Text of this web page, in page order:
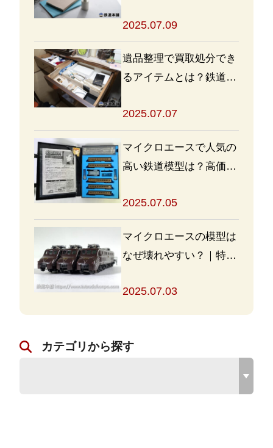
めよう
2025.07.09
遺品整理で買取処分でき
るアイテムとは？鉄道グ
も
2025.07.07
マイクロエースで人気の
高い鉄道模型は？高価買
2025.07.05
マイクロエースの模型は
なぜ壊れやすい？｜特徴
2025.07.03
カテゴリから探す